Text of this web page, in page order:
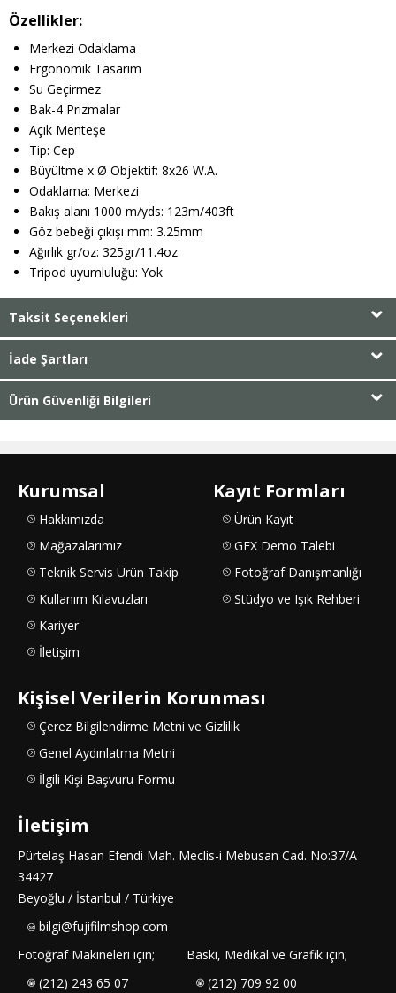
Özellikler:
Merkezi Odaklama
Ergonomik Tasarım
Su Geçirmez
Bak-4 Prizmalar
Açık Menteşe
Tip: Cep
Büyültme x Ø Objektif: 8x26 W.A.
Odaklama: Merkezi
Bakış alanı 1000 m/yds: 123m/403ft
Göz bebeği çıkışı mm: 3.25mm
Ağırlık gr/oz: 325gr/11.4oz
Tripod uyumluluğu: Yok
Taksit Seçenekleri
İade Şartları
Ürün Güvenliği Bilgileri
Kurumsal
Hakkımızda
Mağazalarımız
Teknik Servis Ürün Takip
Kullanım Kılavuzları
Kariyer
İletişim
Kayıt Formları
Ürün Kayıt
GFX Demo Talebi
Fotoğraf Danışmanlığı
Stüdyo ve Işık Rehberi
Kişisel Verilerin Korunması
Çerez Bilgilendirme Metni ve Gizlilik
Genel Aydınlatma Metni
İlgili Kişi Başvuru Formu
İletişim
Pürtelaş Hasan Efendi Mah. Meclis-i Mebusan Cad. No:37/A
34427
Beyoğlu / İstanbul / Türkiye
bilgi@fujifilmshop.com
Fotoğraf Makineleri için;
(212) 243 65 07
Baskı, Medikal ve Grafik için;
(212) 709 92 00